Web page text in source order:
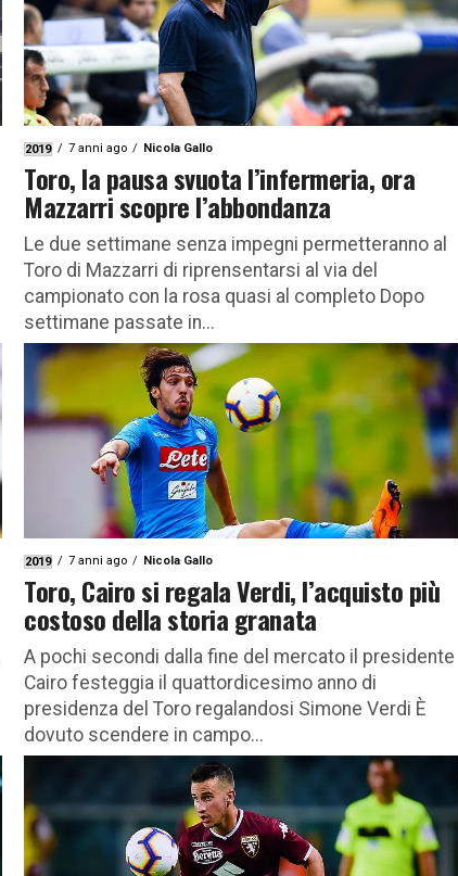
2019 7 anni ago Nicola Gallo
Toro, la pausa svuota l’infermeria, ora
Mazzarri scopre l’abbondanza
Le due settimane senza impegni permetteranno al
Toro di Mazzarri di riprensentarsi al via del
campionato con la rosa quasi al completo Dopo
settimane passate in...
2019 7 anni ago Nicola Gallo
Toro, Cairo si regala Verdi, l’acquisto più
costoso della storia granata
A pochi secondi dalla fine del mercato il presidente
Cairo festeggia il quattordicesimo anno di
presidenza del Toro regalandosi Simone Verdi È
dovuto scendere in campo...